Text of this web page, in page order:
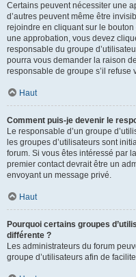
Certains peuvent nécessiter une
d’autres peuvent même être
rejoindre en cliquant sur le
une approbation, vous devez
responsable du groupe
pourra vous demander la raison
responsable de groupe s’il refuse
Haut
Comment puis-je devenir le
Le responsable d’un groupe
les groupes d’utilisateurs sont
forum. Si vous êtes intéressé par
premier contact devrait être un
envoyant un message privé.
Haut
Pourquoi certains groupes
différente ?
Les administrateurs du forum
groupe d’utilisateurs afin de